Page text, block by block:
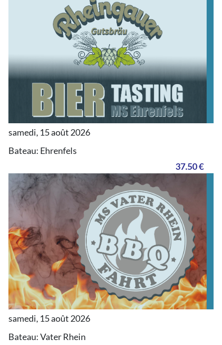
samedi, 15 août 2026
Bateau: Ehrenfels
37.50 €
samedi, 15 août 2026
Bateau: Vater Rhein